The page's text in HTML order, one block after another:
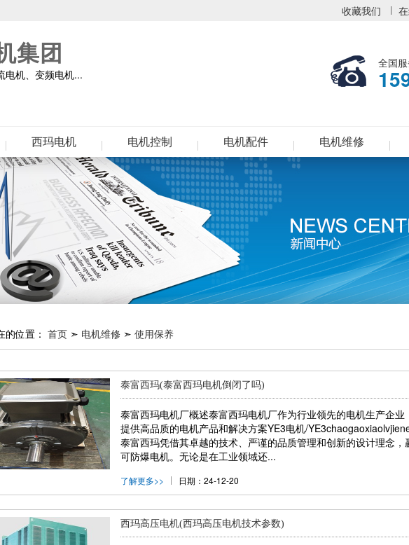
收藏我们
集团
电机、变频电机...
全国
西玛电机 电机控制 电机配件 电机维修
的位置： 首页 ➣ 电机维修 ➣ 使用保养
泰富西玛(泰富西玛电机倒闭了吗)
泰富西玛电机厂概述泰富西玛电机厂作为行业领先的电机生产企业
提供高品质的电机产品和解决方案YE3电机/
泰富西玛凭借其卓越的技术、严谨的品质管理和创新的设计理念，
可防爆电机。无论是在工业领域还...
了解更多>> 日期：24-12-20
西玛高压电机(西玛高压电机技术参数)